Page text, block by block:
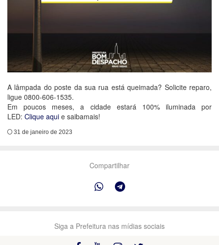
A lâmpada do poste da sua rua está queimada? Solicite reparo,
ligue 0800-606-1535.
Em poucos meses, a cidade estará 100% iluminada por
LED: Clique aqui e saibamais!
31 de janeiro de 2023
Compartilhar
Siga a Prefeitura nas mídias sociais